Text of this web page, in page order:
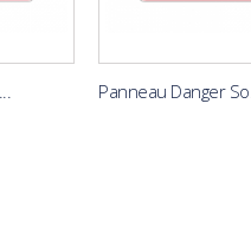
Panneau Danger So...